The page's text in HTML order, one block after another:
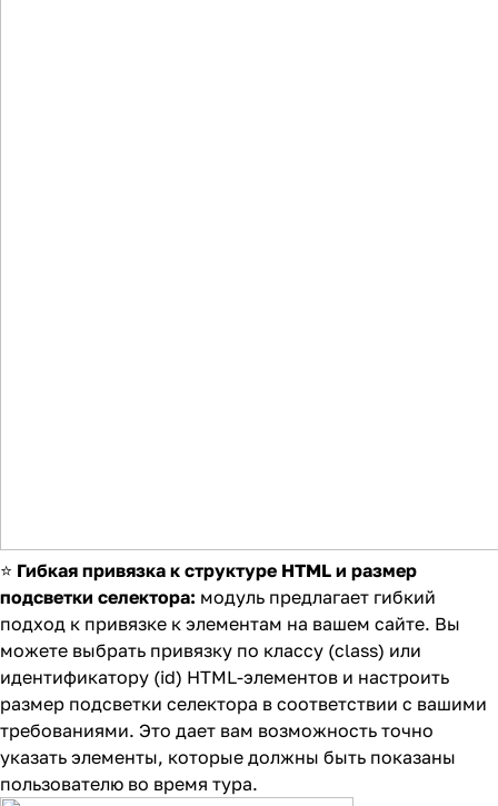
⭐ Гибкая привязка к структуре HTML и размер
подсветки селектора: модуль предлагает гибкий
подход к привязке к элементам на вашем сайте. Вы
можете выбрать привязку по классу (class) или
идентификатору (id) HTML-элементов и настроить
размер подсветки селектора в соответствии с вашими
требованиями. Это дает вам возможность точно
указать элементы, которые должны быть показаны
пользователю во время тура.